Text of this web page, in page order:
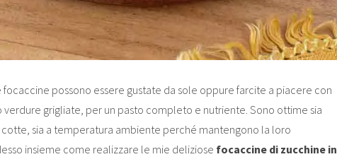
possono essere gustate da sole oppure farcite a piacere con
verdure grigliate, per un pasto completo e nutriente. Sono ottime sia
sia a temperatura ambiente perché mantengono la loro
insieme come realizzare le mie deliziose focaccine di zucchine in